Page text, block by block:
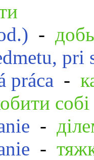
-
pri
práca -
собі
-
-